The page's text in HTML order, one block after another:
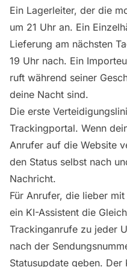
Ein Lagerleiter, der die
um 21 Uhr an. Ein
Lieferung am nächsten
19 Uhr nach. Ein
ruft während seiner
deine Nacht sind.
Die erste
Trackingportal. Wenn
Anrufer auf die Website
den Status selbst nach
Nachricht.
Für Anrufer, die lieber
ein KI-Assistent die
Trackinganrufe zu jeder
nach der
Statusupdate geben. Der